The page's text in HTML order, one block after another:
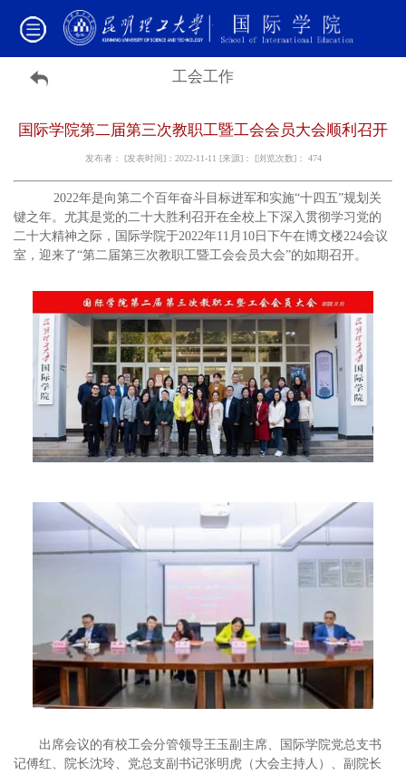
工会工作
国际学院第二届第三次教职工暨工会会员大会顺利召开
发布者： [发表时间]：2022-11-11 [来源]： [浏览次数]： 474
2022年是向第二个百年奋斗目标进军和实施“十四五”规划关
键之年。尤其是党的二十大胜利召开在全校上下深入贯彻学习党的
二十大精神之际，国际学院于2022年11月10日下午在博文楼224会议
室，迎来了“第二届第三次教职工暨工会会员大会”的如期召开。
出席会议的有校工会分管领导王玉副主席、国际学院党总支书
记傅红、院长沈玲、党总支副书记张明虎（大会主持人）、副院长